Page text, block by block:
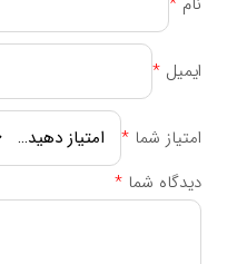
درمان رفلاکس معده کمک
نحوه مصرف کپسول فارماژلیتان
بار در روز،
یا بدون غذا مصرف کرد.
ایمیل *
امتیاز شما *
دیدگاه شما *